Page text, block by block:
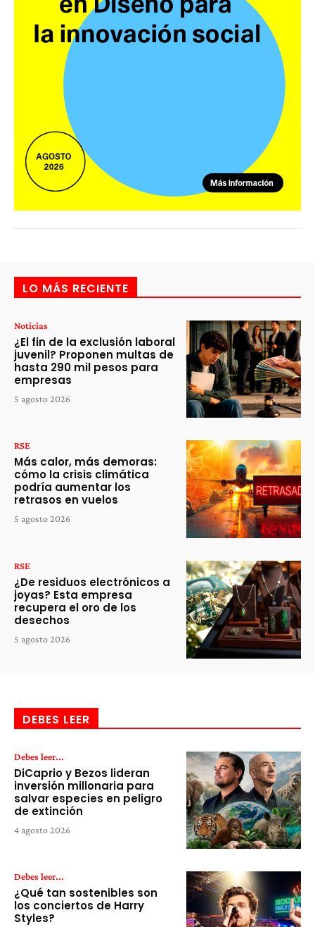
LO MÁS RECIENTE
Noticias
¿El fin de la exclusión laboral
juvenil? Proponen multas de
hasta 290 mil pesos para
empresas
5 agosto 2026
RSE
Más calor, más demoras:
cómo la crisis climática
podría aumentar los
retrasos en vuelos
5 agosto 2026
RSE
¿De residuos electrónicos a
joyas? Esta empresa
recupera el oro de los
desechos
5 agosto 2026
DEBES LEER
Debes leer...
DiCaprio y Bezos lideran
inversión millonaria para
salvar especies en peligro
de extinción
4 agosto 2026
Debes leer...
¿Qué tan sostenibles son
los conciertos de Harry
Styles?